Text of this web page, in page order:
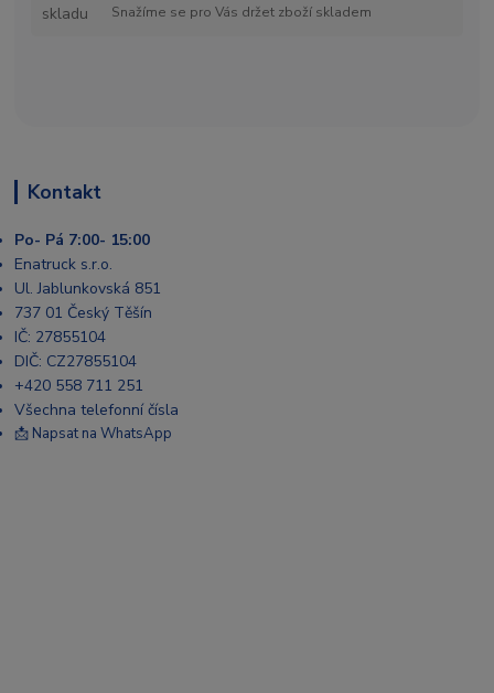
Snažíme se pro Vás držet zboží skladem
Kontakt
Po- Pá 7:00- 15:00
Enatruck s.r.o.
Ul. Jablunkovská 851
737 01 Český Těšín
IČ: 27855104
DIČ: CZ27855104
+420 558 711 251
Všechna telefonní čísla
📩 Napsat na WhatsApp